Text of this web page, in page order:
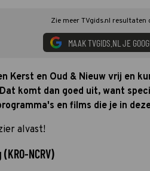
Zie meer TVgids.nl resultaten
MAAK TVGIDS.NL JE
Kerst en Oud & Nieuw vrij en
komt dan goed uit, want
en films die je in
alvast!
NCRV)